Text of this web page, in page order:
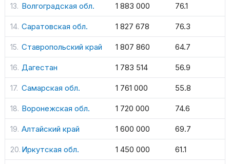
Волгоградская обл. 1 883 000 76.1
Саратовская обл. 1 827 678 76.3
Ставропольский край 1 807 860 64.7
Дагестан 1 783 514 56.9
Самарская обл. 1 761 000 55.8
Воронежская обл. 1 720 000 74.6
Алтайский край 1 600 000 69.7
Иркутская обл. 1 450 000 61.1